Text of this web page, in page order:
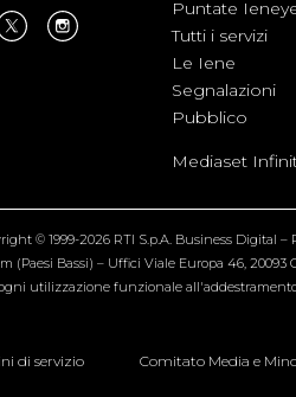
Puntate
Tutti i servizi
Le Iene
Segnalazioni
Pubblico
Mediaset
© 1999-2026 RTI S.p.A. Business Digital –
(Paesi Bassi) – Uffici Viale Europa 46, 20093
utilizzazione funzionale
di servizio Comitato Media e